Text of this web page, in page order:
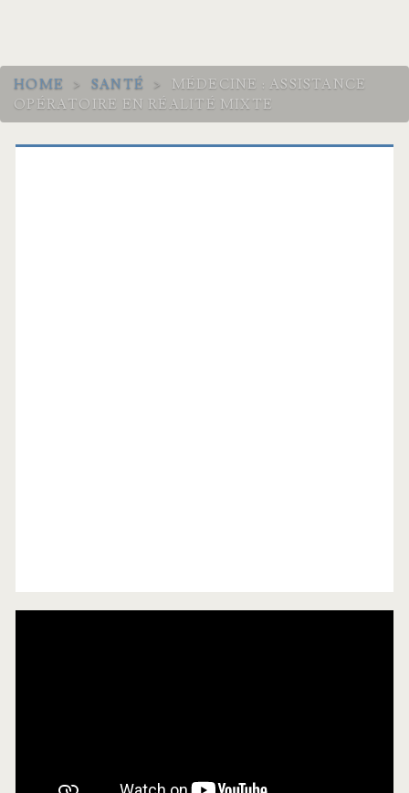
HOME > SANTÉ >
MÉDECINE : ASSISTANCE
OPÉRATOIRE EN RÉALITÉ MIXTE